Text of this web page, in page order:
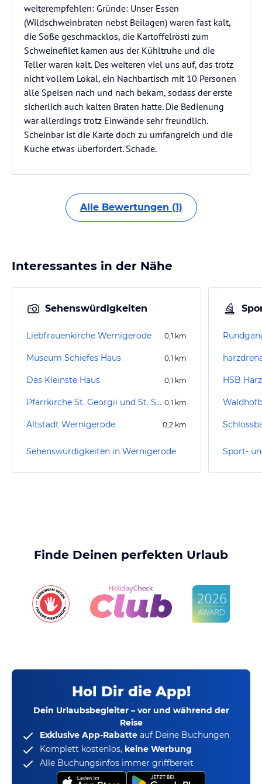
weiterempfehlen: Gründe: Unser Essen
(Wildschweinbraten nebst Beilagen) waren fast kalt,
die Soße geschmacklos, die Kartoffelrösti zum
Schweinefilet kamen aus der Kühltruhe und die
Teller waren kalt. Des weiteren viel uns auf, das trotz
nicht vollem Lokal, ein Nachbartisch mit 10 Personen
alle Speisen nach und nach bekam, sodass der erste
sicherlich auch kalten Braten hatte. Die Bedienung
war allerdings trotz Einwände sehr freundlich.
Scheinbar ist die Karte doch zu umfangreich und die
Küche etwas überfordert. Schade.
Alle Bewertungen (1)
Interessantes in der Nähe
Sehenswürdigkeiten
Liebfrauenkirche Wernigerode 0,1 km
Museum Schiefes Haus 0,1 km
Das Kleinste Haus 0,1 km
Pfarrkirche St. Georgii und St. Sylvestri 0,1 km
Altstadt Wernigerode 0,2 km
Sehenswürdigkeiten in Wernigerode
HSB
Finde Deinen perfekten Urlaub
Hol Dir die App!
Dein Urlaubsbegleiter – vor und während der
Reise
Exklusive App-Rabatte auf Deine Buchungen
Komplett kostenlos, keine Werbung
Alle Buchungsinfos immer griffbereit